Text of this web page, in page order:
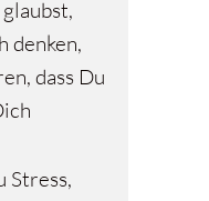
denken,
dass Du
Stress,